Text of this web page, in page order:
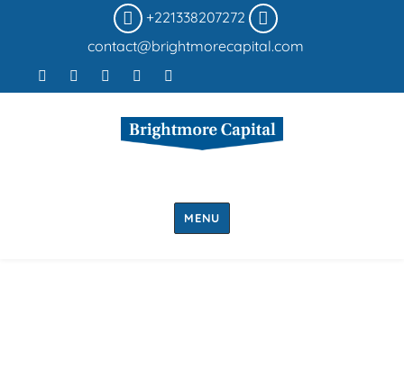
+221338207272
contact@brightmorecapital.com
MENU